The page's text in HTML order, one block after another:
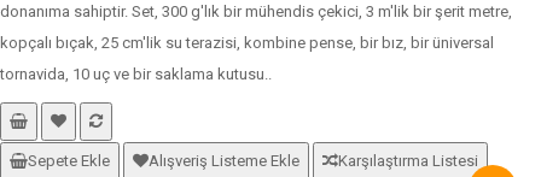
donanıma sahiptir. Set, 300 g'lık bir mühendis çekici, 3 m'lik bir şerit metre,
kopçalı bıçak, 25 cm'lik su terazisi, kombine pense, bir bız, bir üniversal
tornavida, 10 uç ve bir saklama kutusu..
Sepete Ekle Alışveriş Listeme Ekle Karşılaştırma Listesi